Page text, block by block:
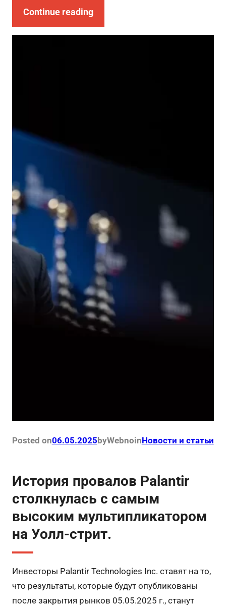
Continue reading
Posted on06.05.2025byWebnoinНовости и статьи
История провалов Palantir
столкнулась с самым
высоким мультипликатором
на Уолл-стрит.
Инвесторы Palantir Technologies Inc. ставят на то,
что результаты, которые будут опубликованы
после закрытия рынков 05.05.2025 г., станут